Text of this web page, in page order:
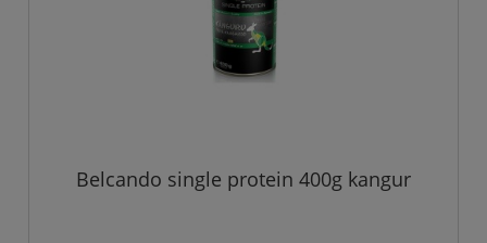
Belcando single protein 400g kangur